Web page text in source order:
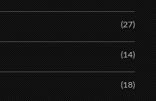
(27)
(14)
(18)